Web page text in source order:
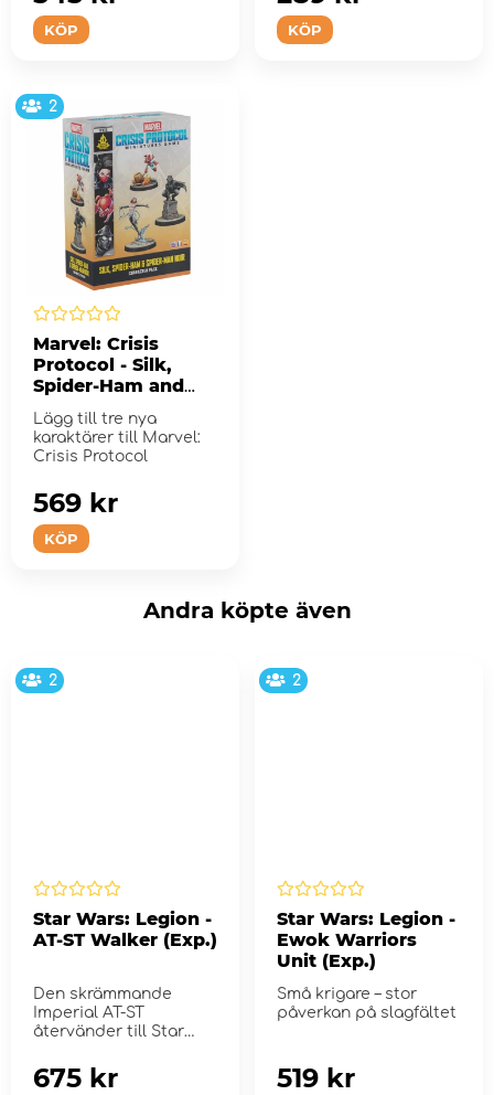
KÖP KÖP
2
Marvel: Crisis
Protocol - Silk,
Spider-Ham and
Spider-Man Noir
(Exp.)
Lägg till tre nya
karaktärer till Marvel:
Crisis Protocol
KÖP
569 kr
Andra köpte även
2
Star Wars: Legion -
AT-ST Walker (Exp.)
Den skrämmande
Imperial AT-ST
återvänder till Star
675 kr
2
Star Wars: Legion -
Ewok Warriors
Unit (Exp.)
Små krigare – stor
påverkan på slagfältet
519 kr